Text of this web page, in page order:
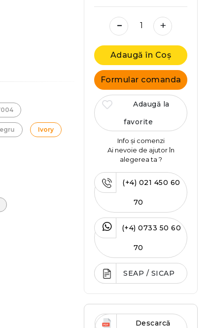
Ivory
- +
Adaugă în Coș
Formular comanda
Adaugă la
favorite
Info și comenzi
Ai nevoie de ajutor în
alegerea ta ?
(+4) 021 450 60
70
(+4) 0733 50 60
70
SEAP / SICAP
Descarcă